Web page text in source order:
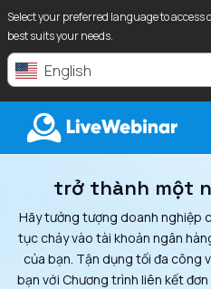
Select your preferred language to
best suits your needs.
English
LIVEWEBINAR.COM
trở thành một
Hãy tưởng tượng doanh nghiệp
tục chảy vào tài khoản ngân
của bạn. Tận dụng tối đa công
bạn với Chương trình liên kết